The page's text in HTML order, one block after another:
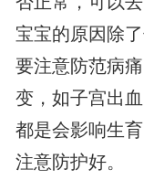
宝宝的原因除
要注意防范病
变，如子宫出
都是会影响生
注意防护好。